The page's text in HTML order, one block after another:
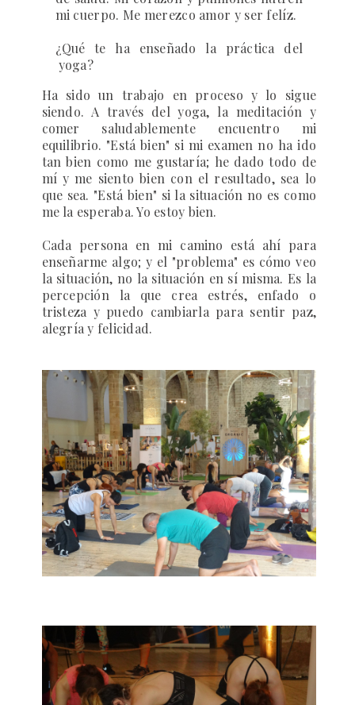
mi cuerpo. Me merezco amor y ser felíz.
¿Qué te ha enseñado la práctica del
yoga?
Ha sido un trabajo en proceso y lo sigue
siendo. A través del yoga, la meditación y
comer saludablemente encuentro mi
equilibrio. "Está bien" si mi examen no ha ido
tan bien como me gustaría; he dado todo de
mí y me siento bien con el resultado, sea lo
que sea. "Está bien" si la situación no es como
me la esperaba. Yo estoy bien.
Cada persona en mi camino está ahí para
enseñarme algo; y el "problema" es cómo veo
la situación, no la situación en sí misma. Es la
percepción la que crea estrés, enfado o
tristeza y puedo cambiarla para sentir paz,
alegría y felicidad.